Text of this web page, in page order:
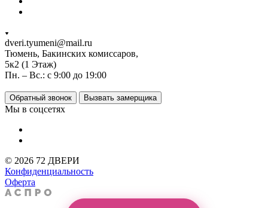
dveri.tyumeni@mail.ru
Тюмень, Бакинских комиссаров,
5к2 (1 Этаж)
Пн. – Вс.: с 9:00 до 19:00
Обратный звонок Вызвать замерщика
Мы в соцсетях
© 2026 72 ДВЕРИ
Конфиденциальность
Оферта